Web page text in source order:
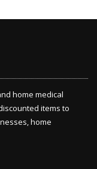
home medical
items to
home